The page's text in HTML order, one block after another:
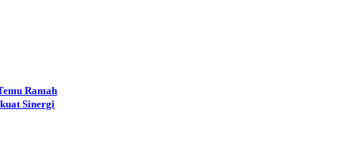
Ramah
Sinergi